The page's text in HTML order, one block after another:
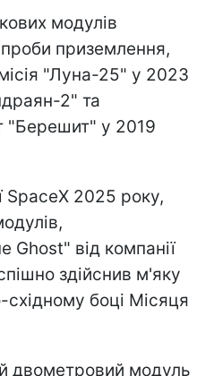
модулів
приземлення,
"Луна-25" у 2023
2" та
"Берешит" у 2019
SpaceX 2025 року,
Ghost" від компанії
здійснив м'яку
східному боці Місяця
двометровий модуль